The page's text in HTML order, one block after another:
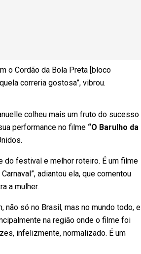
o Cordão da Bola Preta [bloco
correria gostosa”, vibrou.
colheu mais um fruto do sucesso
performance no filme “O Barulho da
do festival e melhor roteiro. É um filme
adiantou ela, que comentou
a mulher.
não só no Brasil, mas no mundo todo, e
na região onde o filme foi
infelizmente, normalizado. É um